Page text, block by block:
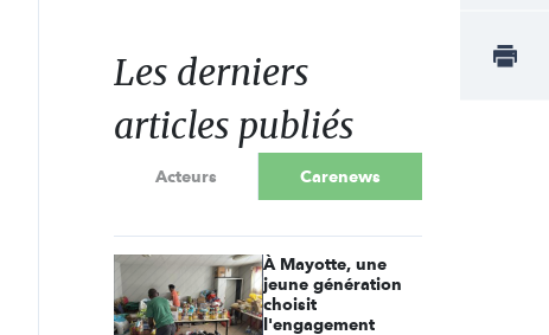
Les derniers
articles publiés
Acteurs Carenews
À Mayotte, une
jeune génération
choisit
l'engagement